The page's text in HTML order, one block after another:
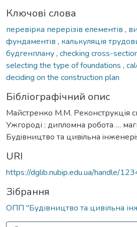
Ключові слова
перевірка перерізів елементів ,
фундаментів , калькуляція
будгенплану, checking cross-
selecting the type of foundations ,
deciding on the construction plan
Бібліографічний опис
Майстренко М.М. Реконструкція
Ужгороді : дипломна робота …
Будiвництво тa цивiльнa
URI
https://dglib.nubip.edu.ua/handle/
Зібрання
ОПП "Будівництво та цивільна